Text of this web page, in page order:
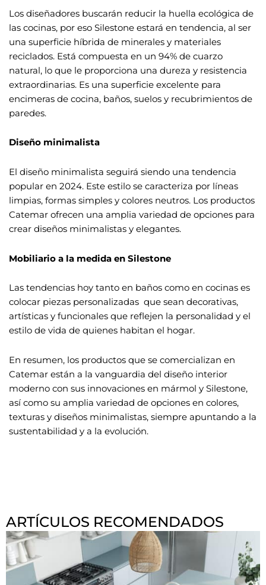
Los diseñadores buscarán reducir la huella ecológica de
las cocinas, por eso Silestone estará en tendencia, al ser
una superficie híbrida de minerales y materiales
reciclados. Está compuesta en un 94% de cuarzo
natural, lo que le proporciona una dureza y resistencia
extraordinarias. Es una superficie excelente para
encimeras de cocina, baños, suelos y recubrimientos de
paredes.
Diseño minimalista
El diseño minimalista seguirá siendo una tendencia
popular en 2024. Este estilo se caracteriza por líneas
limpias, formas simples y colores neutros. Los productos
Catemar ofrecen una amplia variedad de opciones para
crear diseños minimalistas y elegantes.
Mobiliario a la medida en Silestone
Las tendencias hoy tanto en baños como en cocinas es
colocar piezas personalizadas que sean decorativas,
artísticas y funcionales que reflejen la personalidad y el
estilo de vida de quienes habitan el hogar.
En resumen, los productos que se comercializan en
Catemar están a la vanguardia del diseño interior
moderno con sus innovaciones en mármol y Silestone,
así como su amplia variedad de opciones en colores,
texturas y diseños minimalistas, siempre apuntando a la
sustentabilidad y a la evolución.
ARTÍCULOS RECOMENDADOS